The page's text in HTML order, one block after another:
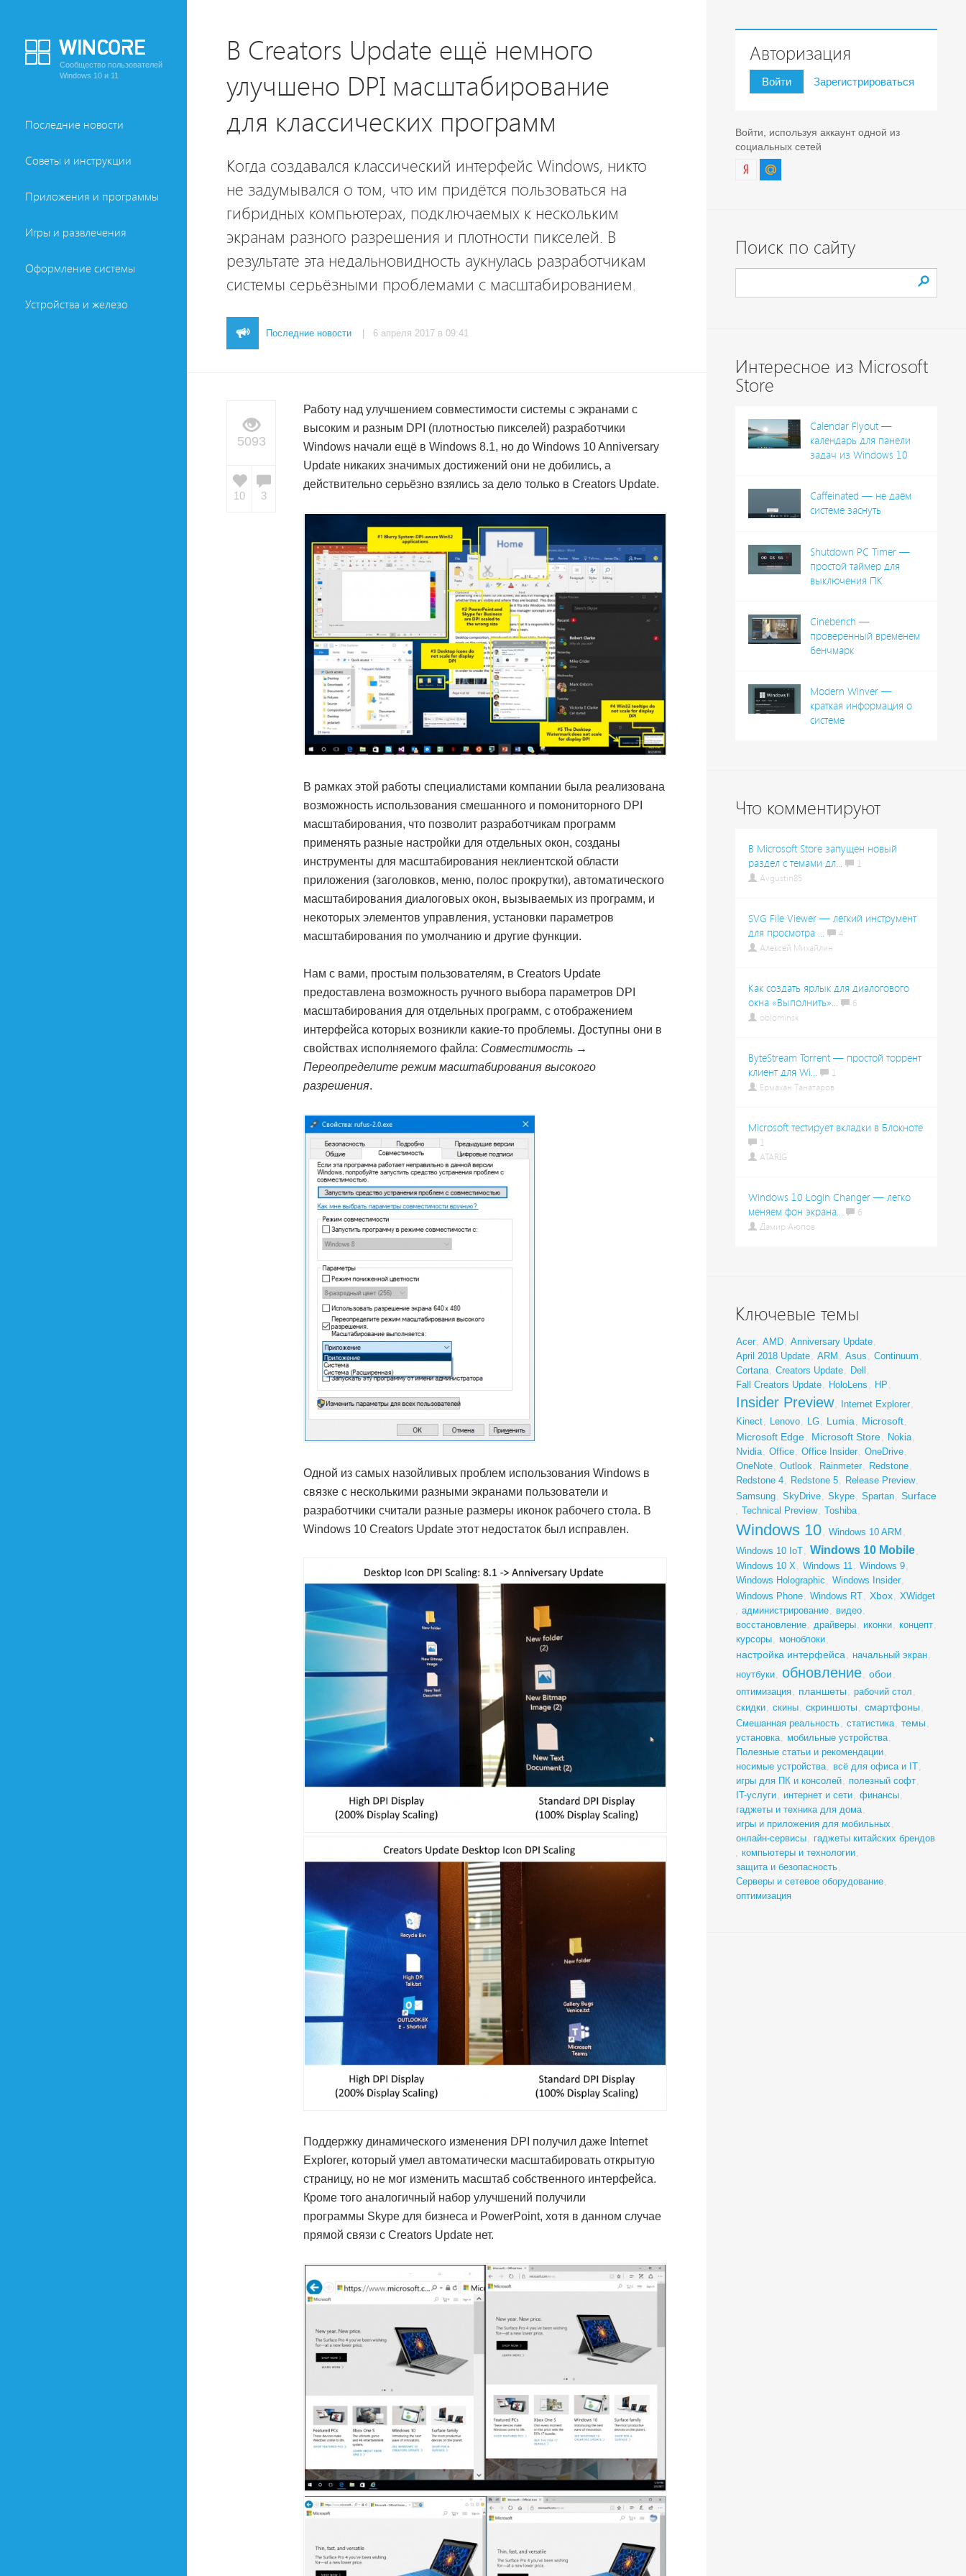
Сообщество пользователей
Windows 10 и 11
Последние новости
Советы и инструкции
Приложения и программы
Игры и развлечения
Оформление системы
Устройства и железо
В Creators Update ещё немного
улучшено DPI масштабирование
для классических программ
Когда создавался классический интерфейс Windows, никто
не задумывался о том, что им придётся пользоваться на
гибридных компьютерах, подключаемых к нескольким
экранам разного разрешения и плотности пикселей. В
результате эта недальновидность аукнулась разработчикам
системы серьёзными проблемами с масштабированием.
Последние новости | 6 апреля 2017 в 09:41
5093
10 3
Работу над улучшением совместимости системы с экранами с
высоким и разным DPI (плотностью пикселей) разработчики
Windows начали ещё в Windows 8.1, но до Windows 10 Anniversary
Update никаких значимых достижений они не добились, а
действительно серьёзно взялись за дело только в Creators Update.
В рамках этой работы специалистами компании была реализована
возможность использования смешанного и помониторного DPI
масштабирования, что позволит разработчикам программ
применять разные настройки для отдельных окон, созданы
инструменты для масштабирования неклиентской области
приложения (заголовков, меню, полос прокрутки), автоматического
масштабирования диалоговых окон, вызываемых из программ, и
некоторых элементов управления, установки параметров
масштабирования по умолчанию и другие функции.
Нам с вами, простым пользователям, в Creators Update
предоставлена возможность ручного выбора параметров DPI
масштабирования для отдельных программ, с отображением
интерфейса которых возникли какие-то проблемы. Доступны они в
свойствах исполняемого файла: Совместимость →
Переопределите режим масштабирования высокого
разрешения.
Одной из самых назойливых проблем использования Windows в
связке с несколькими разными экранами пользователи и
разработчики считали разные размеры иконок рабочего стола. В
Windows 10 Creators Update этот недостаток был исправлен.
Поддержку динамического изменения DPI получил даже Internet
Explorer, который умел автоматически масштабировать открытую
страницу, но не мог изменить масштаб собственного интерфейса.
Кроме того аналогичный набор улучшений получили
программы Skype для бизнеса и PowerPoint, хотя в данном случае
прямой связи с Creators Update нет.
Авторизация
Войти Зарегистрироваться
Войти, используя аккаунт одной из
социальных сетей
Поиск по сайту
Интересное из Microsoft
Store
Calendar Flyout —
календарь для панели
задач из Windows 10
Caffeinated — не даём
системе заснуть
Shutdown PC Timer —
простой таймер для
выключения ПК
Cinebench —
проверенный временем
бенчмарк
Modern Winver —
краткая информация о
системе
Что комментируют
В Microsoft Store запущен новый
раздел с темами дл...
1
Avgustin85
SVG File Viewer — лёгкий инструмент
для просмотра ...
4
Алексей Михайлин
Как создать ярлык для диалогового
окна «Выполнить»...
6
oblominsk
ByteStream Torrent — простой торрент
клиент для Wi...
1
Ермахан Танатаров
Microsoft тестирует вкладки в Блокноте
1
ATARIG
Windows 10 Login Changer — легко
меняем фон экрана...
6
Дамир Аюпов
Ключевые темы
Acer, AMD, Anniversary Update,
April 2018 Update, ARM , Asus , Continuum ,
Cortana, Creators Update, Dell ,
Fall Creators Update, HoloLens , HP ,
Insider Preview, Internet Explorer,
Kinect, Lenovo, LG, Lumia, Microsoft,
Microsoft Edge, Microsoft Store, Nokia,
Nvidia, Office, Office Insider, OneDrive,
OneNote, Outlook, Rainmeter, Redstone,
Redstone 4, Redstone 5, Release Preview,
Samsung, SkyDrive, Skype, Spartan, Surface
, Technical Preview, Toshiba,
Windows 10, Windows 10 ARM ,
Windows 10 IoT, Windows 10 Mobile,
Windows 10 X, Windows 11, Windows 9,
Windows Holographic , Windows Insider,
Windows Phone, Windows RT, Xbox, XWidget
, администрирование, видео,
восстановление, драйверы, иконки, концепт,
курсоры, моноблоки,
настройка интерфейса, начальный экран,
ноутбуки, обновление, обои ,
оптимизация, планшеты , рабочий стол ,
скидки, скины, скриншоты , смартфоны ,
Смешанная реальность, статистика, темы ,
установка, мобильные устройства,
Полезные статьи и рекомендации,
носимые устройства, всё для офиса и IT,
игры для ПК и консолей, полезный софт,
IT-услуги, интернет и сети, финансы,
гаджеты и техника для дома,
игры и приложения для мобильных ,
онлайн-сервисы, гаджеты китайских брендов
, компьютеры и технологии,
защита и безопасность,
Серверы и сетевое оборудование,
оптимизация